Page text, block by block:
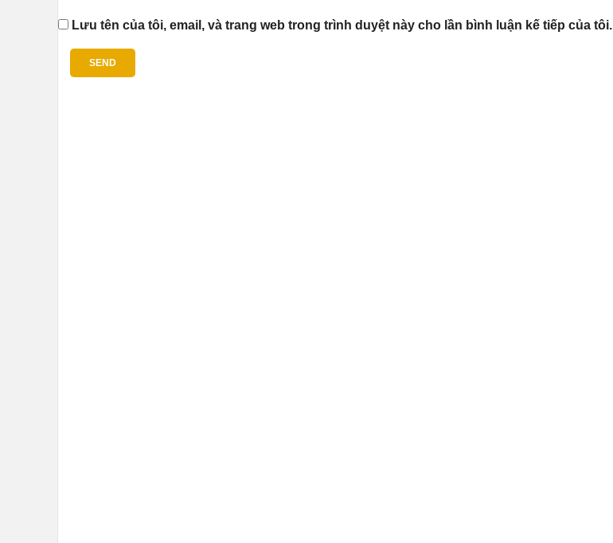
Lưu tên của tôi, email, và trang web trong trình duyệt này cho lần bình luận kế tiếp của tôi.